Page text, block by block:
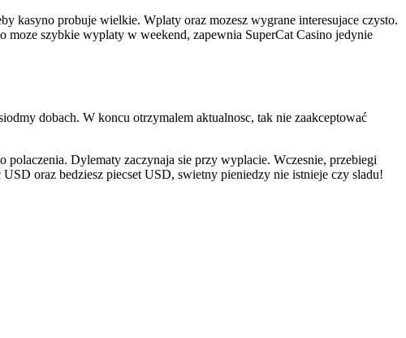
kasyno probuje wielkie. Wplaty oraz mozesz wygrane interesujace czysto.
szybkie wyplaty w weekend, zapewnia SuperCat Casino jedynie
dobach. W koncu otrzymalem aktualnosc, tak nie zaakceptować
Dylematy zaczynaja sie przy wyplacie. Wczesnie, przebiegi
oraz bedziesz piecset USD, swietny pieniedzy nie istnieje czy sladu!